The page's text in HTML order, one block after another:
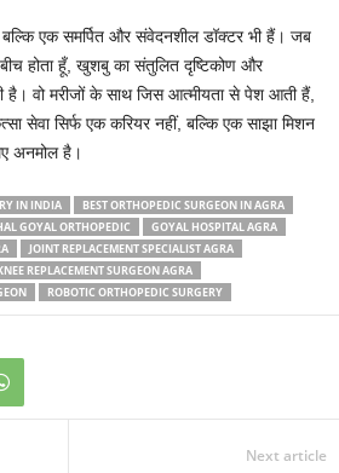
एक समर्पित और संवेदनशील डॉक्टर भी हैं। जब
होता हूँ, खुशबु का संतुलित दृष्टिकोण और
है। वो मरीजों के साथ जिस आत्मीयता से पेश आती हैं,
सेवा सिर्फ एक करियर नहीं, बल्कि एक साझा मिशन
अनमोल है।
IN INDIA
BEST ORTHOPEDIC SURGEON IN AGRA
GOYAL ORTHOPEDIC
GOYAL HOSPITAL AGRA
JOINT REPLACEMENT SPECIALIST AGRA
REPLACEMENT SURGEON AGRA
ROBOTIC ORTHOPEDIC SURGERY
Next article